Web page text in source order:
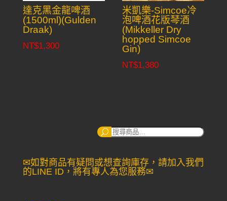
達克黑金龍啤酒
(1500ml)(Gulden
Draak)
NT$1,300
米凱樂-Simcoe冷
泡啤酒花版琴酒
(Mikkeller Dry
hopped Simcoe
Gin)
NT$1,380
搜
✉如對商品有疑問或想查詢庫存，請加入我們
的LINE ID，將有專人為您服務✉